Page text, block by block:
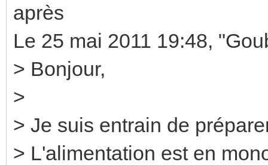
après
Le 25 mai 2011 19:48,
> Bonjour,
>
> Je suis entrain de
> L'alimentation est en